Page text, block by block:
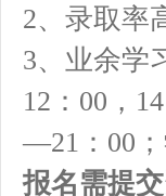
2、录取率
3、业余学
12：00，
—21：00
报名需提交